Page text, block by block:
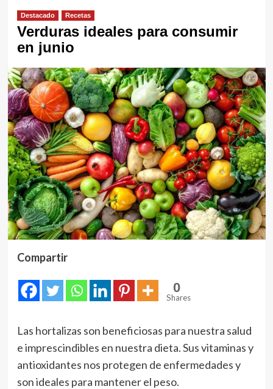
Destacado Recetas
Verduras ideales para consumir
en junio
Compartir
0
Shares
Las hortalizas son beneficiosas para nuestra salud
e imprescindibles en nuestra dieta. Sus vitaminas y
antioxidantes nos protegen de enfermedades y
son ideales para mantener el peso.